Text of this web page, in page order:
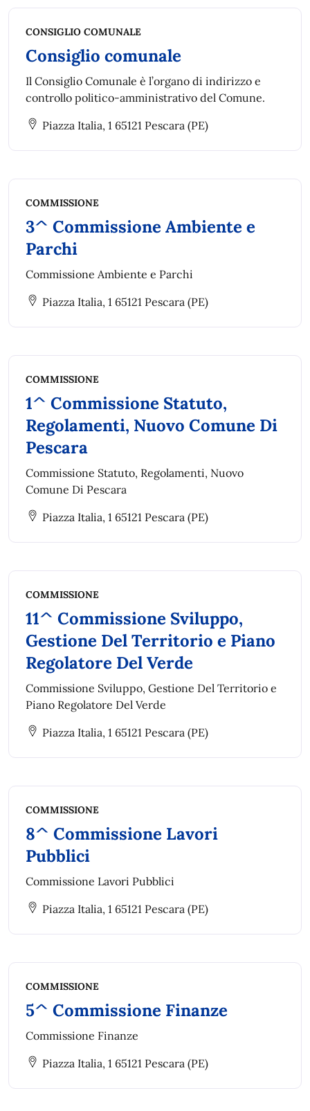
CONSIGLIO COMUNALE
Consiglio comunale
Il Consiglio Comunale è l’organo di indirizzo e
controllo politico-amministrativo del Comune.
Piazza Italia, 1 65121 Pescara (PE)
COMMISSIONE
3^ Commissione Ambiente e
Parchi
Commissione Ambiente e Parchi
Piazza Italia, 1 65121 Pescara (PE)
COMMISSIONE
1^ Commissione Statuto,
Regolamenti, Nuovo Comune Di
Pescara
Commissione Statuto, Regolamenti, Nuovo
Comune Di Pescara
Piazza Italia, 1 65121 Pescara (PE)
COMMISSIONE
11^ Commissione Sviluppo,
Gestione Del Territorio e Piano
Regolatore Del Verde
Commissione Sviluppo, Gestione Del Territorio e
Piano Regolatore Del Verde
Piazza Italia, 1 65121 Pescara (PE)
COMMISSIONE
8^ Commissione Lavori
Pubblici
Commissione Lavori Pubblici
Piazza Italia, 1 65121 Pescara (PE)
COMMISSIONE
5^ Commissione Finanze
Commissione Finanze
Piazza Italia, 1 65121 Pescara (PE)